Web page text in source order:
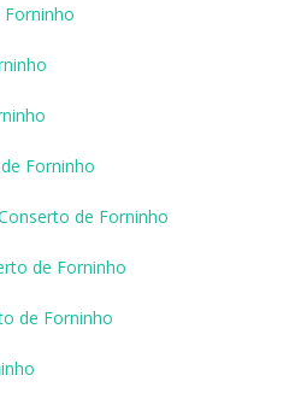
Forninho
de Forninho
de Forninho
de Forninho